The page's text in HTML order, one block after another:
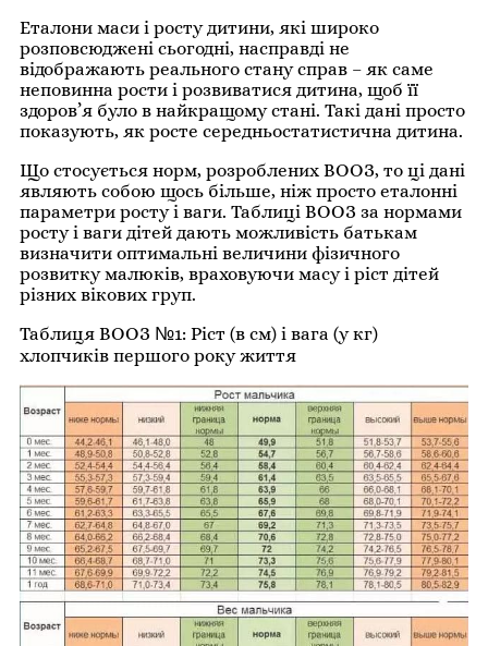
Еталони маси і росту дитини, які широко
розповсюджені сьогодні, насправді не
відображають реального стану справ – як саме
неповинна рости і розвиватися дитина, щоб її
здоров’я було в найкращому стані. Такі дані просто
показують, як росте середньостатистична дитина.
Що стосується норм, розроблених ВООЗ, то ці дані
являють собою щось більше, ніж просто еталонні
параметри росту і ваги. Таблиці ВООЗ за нормами
росту і ваги дітей дають можливість батькам
визначити оптимальні величини фізичного
розвитку малюків, враховуючи масу і ріст дітей
різних вікових груп.
Таблиця ВООЗ №1: Ріст (в см) і вага (у кг)
хлопчиків першого року життя